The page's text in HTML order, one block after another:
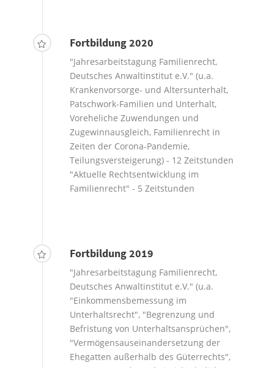
Fortbildung 2020
"Jahresarbeitstagung Familienrecht,
Deutsches Anwaltinstitut e.V." (u.a.
Krankenvorsorge- und Altersunterhalt,
Patschwork-Familien und Unterhalt,
Voreheliche Zuwendungen und
Zugewinnausgleich, Familienrecht in
Zeiten der Corona-Pandemie,
Teilungsversteigerung) - 12 Zeitstunden
"Aktuelle Rechtsentwicklung im
Familienrecht" - 5 Zeitstunden
Fortbildung 2019
"Jahresarbeitstagung Familienrecht,
Deutsches Anwaltinstitut e.V." (u.a.
"Einkommensbemessung im
Unterhaltsrecht", "Begrenzung und
Befristung von Unterhaltsansprüchen",
"Vermögensauseinandersetzung der
Ehegatten außerhalb des Güterrechts",